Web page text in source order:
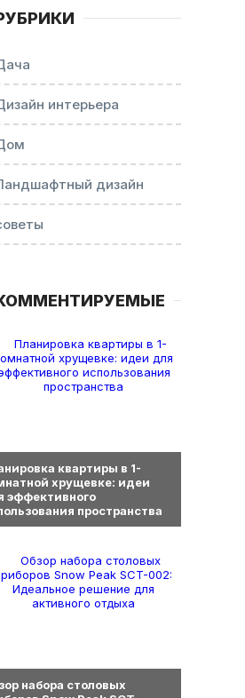
интерьера
дизайн
квартиры в 1-
хрущевке: идеи
эффективного
пространства
набора столовых